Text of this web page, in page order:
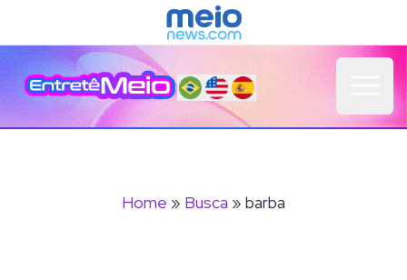
Home » Busca » barba